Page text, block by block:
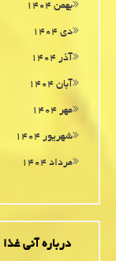
بهمن ۱۴۰۴
دی ۱۴۰۴
آذر ۱۴۰۴
آبان ۱۴۰۴
مهر ۱۴۰۴
شهریور ۱۴۰۴
مرداد ۱۴۰۴
درباره آنی غذا